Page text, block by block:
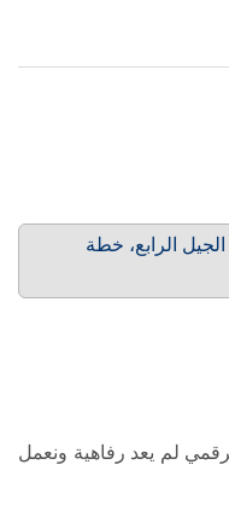
الرابع، خطة
لم يعد رفاهية ونعمل